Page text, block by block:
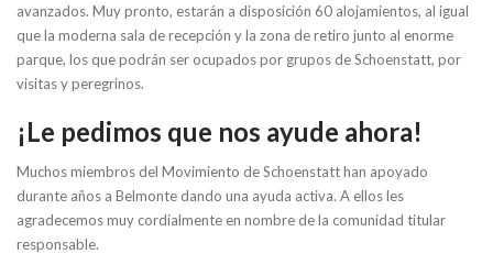
avanzados. Muy pronto, estarán a disposición 60 alojamientos, al igual
que la moderna sala de recepción y la zona de retiro junto al enorme
parque, los que podrán ser ocupados por grupos de Schoenstatt, por
visitas y peregrinos.
¡Le pedimos que nos ayude ahora!
Muchos miembros del Movimiento de Schoenstatt han apoyado
durante años a Belmonte dando una ayuda activa. A ellos les
agradecemos muy cordialmente en nombre de la comunidad titular
responsable.